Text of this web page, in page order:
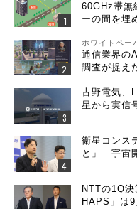
60GHz帯
ーの間を埋
ホワイトペー
通信業界の
調査が捉え
古野電気、
星から実信
衛星コンス
と」 宇宙
NTTの1Q
HAPS」は